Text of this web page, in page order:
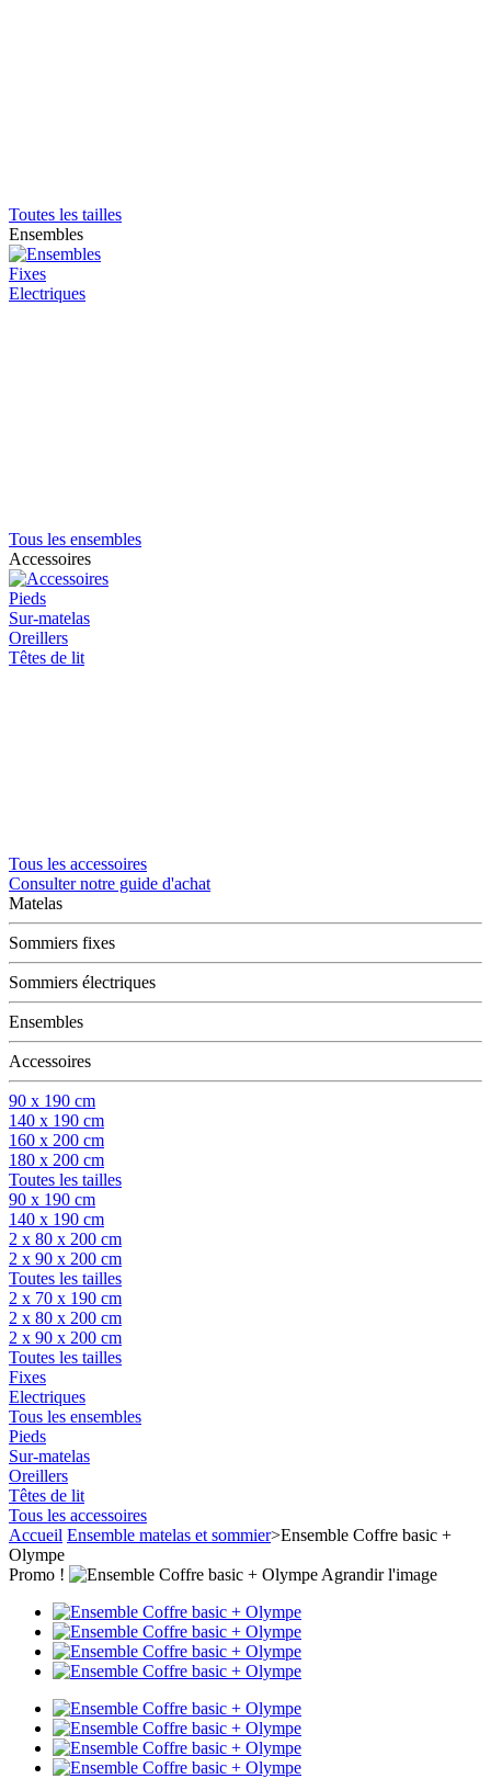
Toutes les tailles
Ensembles
Fixes
Electriques
Tous les ensembles
Accessoires
Pieds
Sur-matelas
Oreillers
Têtes de lit
Tous les accessoires
Consulter notre guide d'achat
Matelas
Sommiers fixes
Sommiers électriques
Ensembles
Accessoires
90 x 190 cm
140 x 190 cm
160 x 200 cm
180 x 200 cm
Toutes les tailles
90 x 190 cm
140 x 190 cm
2 x 80 x 200 cm
2 x 90 x 200 cm
Toutes les tailles
2 x 70 x 190 cm
2 x 80 x 200 cm
2 x 90 x 200 cm
Toutes les tailles
Fixes
Electriques
Tous les ensembles
Pieds
Sur-matelas
Oreillers
Têtes de lit
Tous les accessoires
Accueil Ensemble matelas et sommier>Ensemble Coffre basic +
Olympe
Promo !
Agrandir l'image